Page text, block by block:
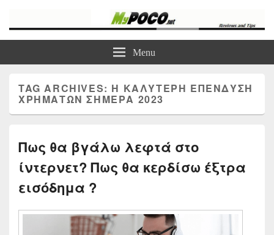
Τα καλύτερα Reviews , Συγκρίσεις , VPN , Webhosting
Menu
TAG ARCHIVES: Η ΚΑΛΥΤΕΡΗ ΕΠΕΝΔΥΣΗ
ΧΡΗΜΑΤΩΝ ΣΗΜΕΡΑ 2023
Πως θα βγάλω λεφτά στο
ίντερνετ? Πως θα κερδίσω έξτρα
εισόδημα ?